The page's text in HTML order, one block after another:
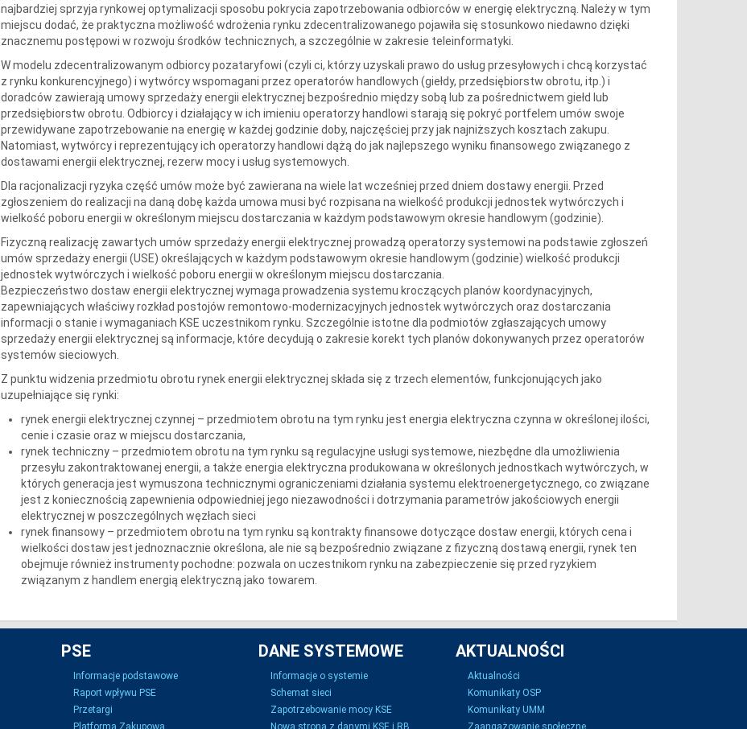
najbardziej sprzyja rynkowej optymalizacji sposobu pokrycia zapotrzebowania odbiorców w energię elektryczną. Należy w tym
miejscu dodać, że praktyczna możliwość wdrożenia rynku zdecentralizowanego pojawiła się stosunkowo niedawno dzięki
znacznemu postępowi w rozwoju środków technicznych, a szczególnie w zakresie teleinformatyki.
W modelu zdecentralizowanym odbiorcy pozataryfowi (czyli ci, którzy uzyskali prawo do usług przesyłowych i chcą korzystać
z rynku konkurencyjnego) i wytwórcy wspomagani przez operatorów handlowych (giełdy, przedsiębiorstw obrotu, itp.) i
doradców zawierają umowy sprzedaży energii elektrycznej bezpośrednio między sobą lub za pośrednictwem giełd lub
przedsiębiorstw obrotu. Odbiorcy i działający w ich imieniu operatorzy handlowi starają się pokryć portfelem umów swoje
przewidywane zapotrzebowanie na energię w każdej godzinie doby, najczęściej przy jak najniższych kosztach zakupu.
Natomiast, wytwórcy i reprezentujący ich operatorzy handlowi dążą do jak najlepszego wyniku finansowego związanego z
dostawami energii elektrycznej, rezerw mocy i usług systemowych.
Dla racjonalizacji ryzyka część umów może być zawierana na wiele lat wcześniej przed dniem dostawy energii. Przed
zgłoszeniem do realizacji na daną dobę każda umowa musi być rozpisana na wielkość produkcji jednostek wytwórczych i
wielkość poboru energii w określonym miejscu dostarczania w każdym podstawowym okresie handlowym (godzinie).
Fizyczną realizację zawartych umów sprzedaży energii elektrycznej prowadzą operatorzy systemowi na podstawie zgłoszeń
umów sprzedaży energii (USE) określających w każdym podstawowym okresie handlowym (godzinie) wielkość produkcji
jednostek wytwórczych i wielkość poboru energii w określonym miejscu dostarczania.
Bezpieczeństwo dostaw energii elektrycznej wymaga prowadzenia systemu kroczących planów koordynacyjnych,
zapewniających właściwy rozkład postojów remontowo-modernizacyjnych jednostek wytwórczych oraz dostarczania
informacji o stanie i wymaganiach KSE uczestnikom rynku. Szczególnie istotne dla podmiotów zgłaszających umowy
sprzedaży energii elektrycznej są informacje, które decydują o zakresie korekt tych planów dokonywanych przez operatorów
systemów sieciowych.
Z punktu widzenia przedmiotu obrotu rynek energii elektrycznej składa się z trzech elementów, funkcjonujących jako
uzupełniające się rynki:
rynek energii elektrycznej czynnej – przedmiotem obrotu na tym rynku jest energia elektryczna czynna w określonej ilości,
cenie i czasie oraz w miejscu dostarczania,
rynek techniczny – przedmiotem obrotu na tym rynku są regulacyjne usługi systemowe, niezbędne dla umożliwienia
przesyłu zakontraktowanej energii, a także energia elektryczna produkowana w określonych jednostkach wytwórczych, w
których generacja jest wymuszona technicznymi ograniczeniami działania systemu elektroenergetycznego, co związane
jest z koniecznością zapewnienia odpowiedniej jego niezawodności i dotrzymania parametrów jakościowych energii
elektrycznej w poszczególnych węzłach sieci
rynek finansowy – przedmiotem obrotu na tym rynku są kontrakty finansowe dotyczące dostaw energii, których cena i
wielkości dostaw jest jednoznacznie określona, ale nie są bezpośrednio związane z fizyczną dostawą energii, rynek ten
obejmuje również instrumenty pochodne: pozwala on uczestnikom rynku na zabezpieczenie się przed ryzykiem
związanym z handlem energią elektryczną jako towarem.
PSE
Informacje podstawowe
Raport wpływu PSE
Przetargi
Platforma Zakupowa
DANE SYSTEMOWE
Informacje o systemie
Schemat sieci
Zapotrzebowanie mocy KSE
Nowa strona z danymi KSE i RB
AKTUALNOŚCI
Aktualności
Komunikaty OSP
Komunikaty UMM
Zaangażowanie społeczne